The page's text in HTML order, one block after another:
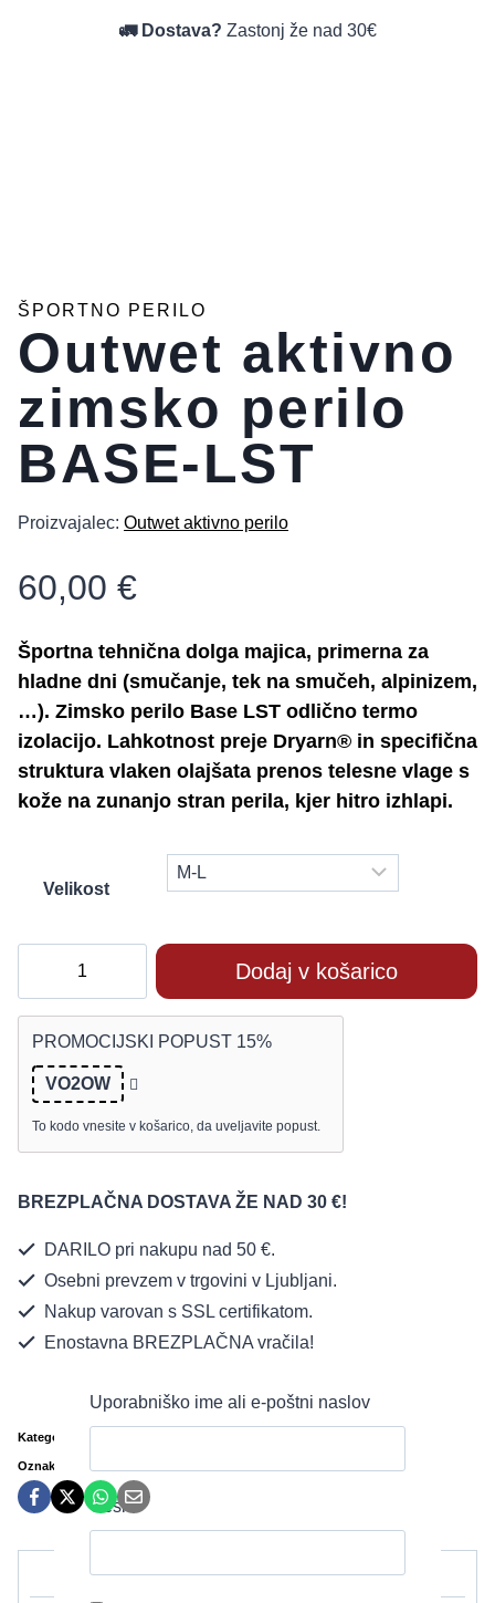
🚛 Dostava? Zastonj že nad 30€
ŠPORTNO PERILO
Outwet aktivno
zimsko perilo
BASE-LST
Proizvajalec: Outwet aktivno perilo
60,00 €
Športna tehnična dolga majica, primerna za
hladne dni (smučanje, tek na smučeh, alpinizem,
…). Zimsko perilo Base LST odlično termo
izolacijo. Lahkotnost preje Dryarn® in specifična
struktura vlaken olajšata prenos telesne vlage s
kože na zunanjo stran perila, kjer hitro izhlapi.
Velikost
zimsko
perilo
BASE-
LST
količina
Dodaj v košarico
PROMOCIJSKI POPUST 15%
VO2OW
To kodo vnesite v košarico, da uveljavite popust.
BREZPLAČNA DOSTAVA ŽE NAD 30 €!
DARILO pri nakupu nad 50 €.
Osebni prevzem v trgovini v Ljubljani.
Nakup varovan s SSL certifikatom.
Enostavna BREZPLAČNA vračila!
Kategorija:
Oznak:
Opis
Uporabniško ime ali e-poštni naslov
Geslo